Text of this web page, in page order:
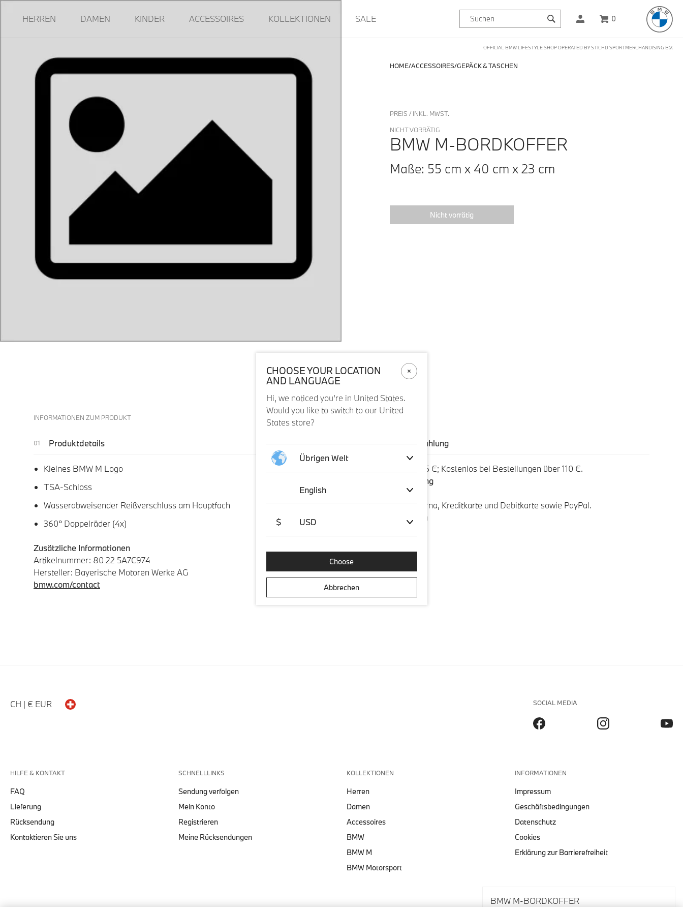
HERREN DAMEN KINDER ACCESSOIRES KOLLEKTIONEN SALE 0
OFFICIAL BMW LIFESTYLE SHOP OPERATED BY STICHD SPORTMERCHANDISING B.V.
HOME ACCESSOIRES GEPÄCK & TASCHEN
PREIS / INKL. MWST.
NICHT VORRÄTIG
BMW M-BORDKOFFER
Maße: 55 cm x 40 cm x 23 cm
Nicht vorrätig
INFORMATIONEN ZUM PRODUKT
Produktdetails
Kleines BMW M Logo
TSA-Schloss
Wasserabweisender Reißverschluss am Hauptfach
360° Doppelräder (4x)
Zusätzliche Informationen
Artikelnummer: 80 22 5A7C974
Hersteller: Bayerische Motoren Werke AG
bmw.com/contact
Versand und Zahlung
Versandkosten: 5,95 €; Kostenlos bei Bestellungen über 110 €.
FAQs zur Lieferung
Wir akzeptieren Klarna, Kreditkarte und Debitkarte sowie PayPal.
FAQs zur Zahlung
BMW M-BORDKOFFER
CH | € EUR
CHOOSE YOUR LOCATION
AND LANGUAGE
Hi, we noticed you’re in United States.
Would you like to switch to our United
States store?
Übrigen Welt
English
$ USD
Choose
Abbrechen
SOCIAL MEDIA
HILFE & KONTAKT
FAQ
Lieferung
Rücksendung
Kontaktieren Sie uns
SCHNELLLINKS
Sendung verfolgen
Mein Konto
Registrieren
Meine Rücksendungen
KOLLEKTIONEN
Herren
Damen
Accessoires
BMW
BMW M
BMW Motorsport
INFORMATIONEN
Impressum
Geschäftsbedingungen
Datenschutz
Cookies
Erklärung zur Barrierefreiheit